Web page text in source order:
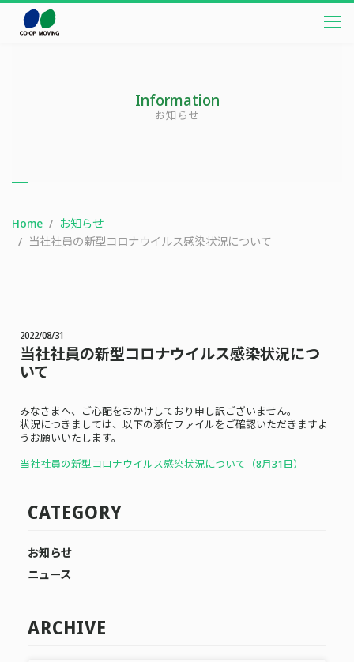
メ
本文までスキップする
Information
お知らせ
Home
お知らせ
当社社員の新型コロナウイルス感染状況について
2022/08/31
当社社員の新型コロナウイルス感染状況につ
いて
みなさまへ、ご心配をおかけしており申し訳ございません。
状況につきましては、以下の添付ファイルをご確認いただきますよ
うお願いいたします。
当社社員の新型コロナウイルス感染状況について（8月31日）
CATEGORY
お知らせ
ニュース
ARCHIVE